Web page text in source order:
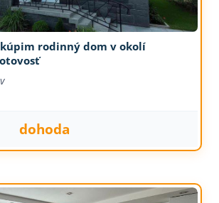
rodinný dom v okolí
dohoda